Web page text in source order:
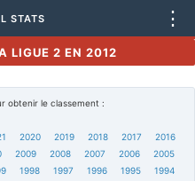
STATS ⋮
LIGUE 2 EN 2012
obtenir le classement :
2020 2019 2018 2017
2016
2009 2008 2007 2006
2005
1998 1997 1996 1995
1994